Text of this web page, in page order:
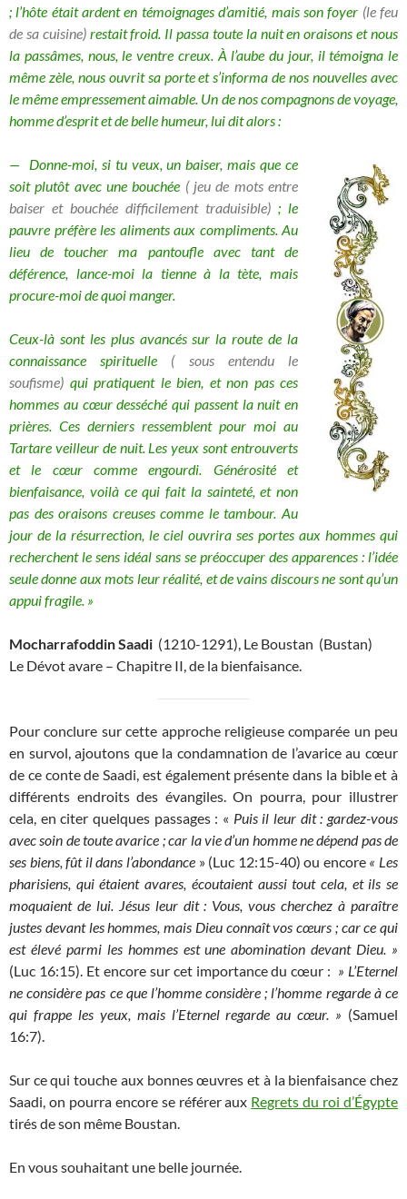
; l’hôte était ardent en témoignages d’amitié, mais son foyer (le feu
de sa cuisine)restait froid. Il passa toute la nuit en oraisons et nous
la passâmes, nous, le ventre creux. À l’aube du jour, il témoigna le
même zèle, nous ouvrit sa porte et s’informa de nos nouvelles avec
le même empressement aimable. Un de nos compagnons de voyage,
homme d’esprit et de belle humeur, lui dit alors :
—
Donne-moi, si tu veux, un baiser, mais que ce
soit plutôt avec une bouchée ( jeu de mots entre
baiser et bouchée difficilement traduisible) ; le
pauvre préfère les aliments aux compliments. Au
lieu de toucher ma pantoufle avec tant de
déférence, lance-moi la tienne à la tète, mais
procure-moi de quoi manger.
Ceux-là sont les plus avancés sur la route de la
connaissance spirituelle ( sous entendu le
soufisme) qui pratiquent le bien, et non pas ces
hommes au cœur desséché qui passent la nuit en
prières. Ces derniers ressemblent pour moi au
Tartare veilleur de nuit. Les yeux sont entrouverts
et le
cœur comme engourdi. Générosité et
bienfaisance, voilà ce qui fait la sainteté, et non
pas des oraisons creuses comme le tambour. Au
jour de la résurrection, le ciel ouvrira ses portes aux hommes qui
recherchent le sens idéal sans se préoccuper des apparences : l’idée
seule donne aux mots leur réalité, et de vains discours ne sont qu’un
appui fragile. »
Mocharrafoddin Saadi (1210-1291), Le Boustan (Bustan)
Le Dévot avare – Chapitre II, de la bienfaisance.
Pour conclure sur cette approche religieuse comparée un peu
en survol, ajoutons que la condamnation de l’avarice au cœur
de ce conte de Saadi, est également présente dans la bible et à
différents endroits des évangiles. On pourra, pour illustrer
cela, en citer quelques passages : « Puis il leur dit : gardez-vous
avec soin de toute avarice ; car la vie d’un homme ne dépend pas de
ses biens, fût il dans l’abondance» (Luc 12:15-40) ou encore « Les
pharisiens, qui étaient avares, écoutaient aussi tout cela, et ils se
moquaient de lui. Jésus leur dit : Vous, vous cherchez à paraître
justes devant les hommes, mais Dieu connaît vos cœurs ; car ce qui
est élevé parmi les hommes est une abomination devant Dieu. »
(Luc 16:15). Et encore sur cet importance du cœur : » L’Eternel
ne considère pas ce que l’homme considère ; l’homme regarde à ce
qui frappe les yeux, mais l’Eternel regarde au cœur. » (Samuel
16:7).
Sur ce qui touche aux bonnes œuvres et à la bienfaisance chez
Saadi, on pourra encore se référer aux Regrets du roi d’Égypte
tirés de son même Boustan.
En vous souhaitant une belle journée.